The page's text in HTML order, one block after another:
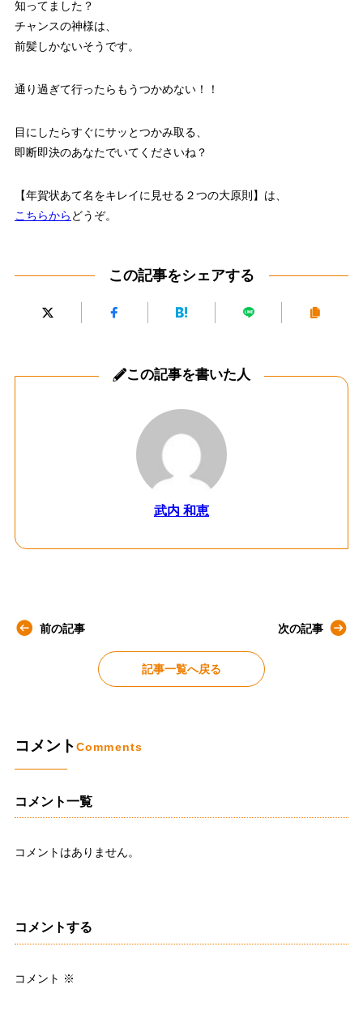
知ってました？
チャンスの神様は、
前髪しかないそうです。
通り過ぎて行ったらもうつかめない！！
目にしたらすぐにサッとつかみ取る、
即断即決のあなたでいてくださいね？
【年賀状あて名をキレイに見せる２つの大原則】は、
こちらから どうぞ。
この記事をシェアする
この記事を書いた人
武内 和恵
前の記事
記事一覧へ戻る
次の記事
コメントComments
コメント一覧
コメントはありません。
コメントする
コメント ※